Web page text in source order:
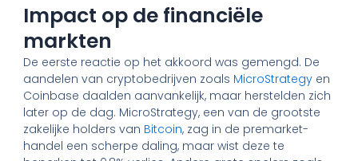
Impact op de financiële
markten
De eerste reactie op het akkoord was gemengd. De
aandelen van cryptobedrijven zoals MicroStrategy en
Coinbase daalden aanvankelijk, maar herstelden zich
later op de dag. MicroStrategy, een van de grootste
zakelijke holders van Bitcoin, zag in de premarket-
handel een scherpe daling, maar wist deze te